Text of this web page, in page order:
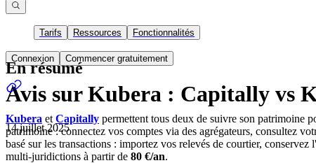
Tarifs Ressources Fonctionnalités
Connexion Commencer gratuitement
Avis sur Kubera : Capitally vs
14 juillet 2025
En résumé
Kubera et Capitally permettent tous deux de suivre son patrimoine
patrimoine : connectez vos comptes via des agrégateurs, consultez
basé sur les transactions : importez vos relevés de courtier,
multi-juridictions à partir de 80 €/an.